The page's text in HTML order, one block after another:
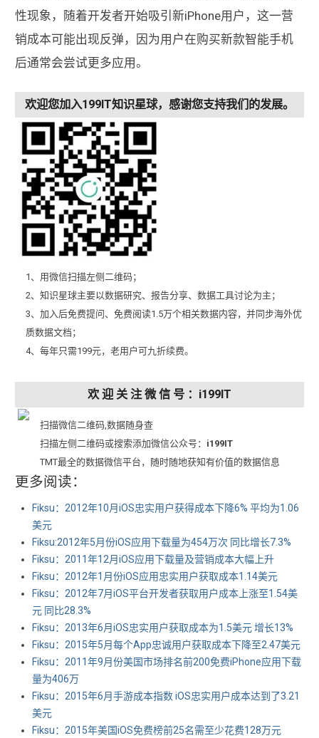
性现象，随着开发者开始吸引新iPhone用户，这一营
销成本可能出现反弹，因为用户在购买新款智能手机
后通常会尝试更多应用。
欢迎您加入199IT知识星球，感谢您支持我们的发展。
1、用微信扫描左侧二维码；
2、知识星球主要以数据研究、报告分享、数据工具讨论为主；
3、加入后免费提问、免费阅读1.5万个相关数据内容，并同步海外优
质数据文档；
4、每年只需199元，老用户可九折续费。
欢 迎 关 注 微 信 号 ：i199IT
扫描微信二维码,数据随身查
扫描左侧二维码或搜索添加微信公众号： i199IT
TMT最全的数据微信平台，随时随地获知有价值的数据信息
更多阅读：
Fiksu：2012年10月iOS忠实用户获得成本下降6% 平均为1.06
美元
Fiksu:2012年5月份iOS应用下载量为454万次 同比增长7.3%
Fiksu：2011年12月iOS应用下载量及营销成本大幅上升
Fiksu：2012年1月份iOS应用忠实用户获取成本1.14美元
Fiksu：2012年7月iOS平台开发者获取用户成本上涨至1.54美
元 同比28.3%
Fiksu：2013年6月iOS忠实用户获取成本为1.5美元 增长13%
Fiksu：2015年5月每个App忠诚用户获取成本下降至2.47美元
Fiksu：2011年9月份美国市场排名前200免费iPhone应用下载
量为406万
Fiksu：2015年6月手游成本指数 iOS忠实用户成本达到了3.21
美元
Fiksu：2015年美国iOS免费榜前25名需至少花费128万元